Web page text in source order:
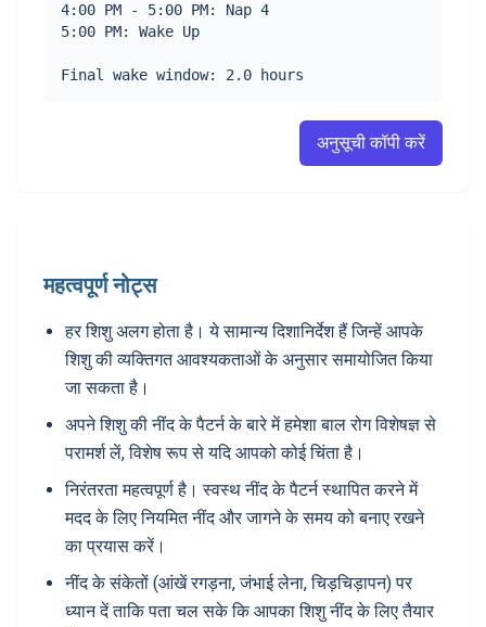
4:00 PM - 5:00 PM: Nap 4
5:00 PM: Wake Up
अनुसूची कॉपी करें
महत्वपूर्ण नोट्स
हर शिशु अलग होता है। ये सामान्य दिशानिर्देश हैं जिन्हें आपके
शिशु की व्यक्तिगत आवश्यकताओं के अनुसार समायोजित किया
जा सकता है।
अपने शिशु की नींद के पैटर्न के बारे में हमेशा बाल रोग विशेषज्ञ से
परामर्श लें, विशेष रूप से यदि आपको कोई चिंता है।
निरंतरता महत्वपूर्ण है। स्वस्थ नींद के पैटर्न स्थापित करने में
मदद के लिए नियमित नींद और जागने के समय को बनाए रखने
का प्रयास करें।
नींद के संकेतों (आंखें रगड़ना, जंभाई लेना, चिड़चिड़ापन) पर
ध्यान दें ताकि पता चल सके कि आपका शिशु नींद के लिए तैयार